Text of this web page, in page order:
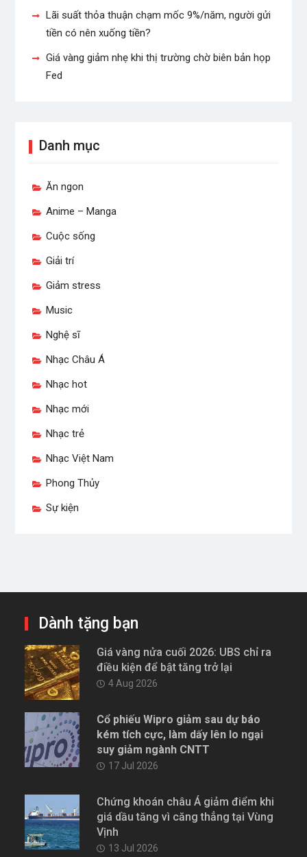
Lãi suất thỏa thuận chạm mốc 9%/năm, người gửi
tiền có nên xuống tiền?
Giá vàng giảm nhẹ khi thị trường chờ biên bản họp
Fed
Danh mục
Ăn ngon
Anime – Manga
Cuộc sống
Giải trí
Giảm stress
Music
Nghệ sĩ
Nhạc Châu Á
Nhạc hot
Nhạc mới
Nhạc trẻ
Nhạc Việt Nam
Phong Thủy
Sự kiện
Dành tặng bạn
Giá vàng nửa cuối 2026: UBS chỉ ra
điều kiện để bật tăng trở lại
4 Aug 2026
Cổ phiếu Wipro giảm sau dự báo
kém tích cực, làm dấy lên lo ngại
suy giảm ngành CNTT
17 Jul 2026
Chứng khoán châu Á giảm điểm khi
giá dầu tăng vì căng thẳng tại Vùng
Vịnh
13 Jul 2026